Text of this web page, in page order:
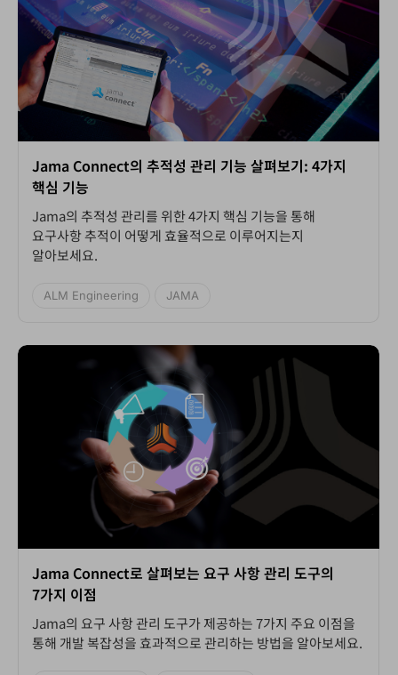
Jama Connect의 추적성 관리 기능 살펴보기: 4가지
핵심 기능
Jama의 추적성 관리를 위한 4가지 핵심 기능을 통해
요구사항 추적이 어떻게 효율적으로 이루어지는지
알아보세요.
ALM Engineering JAMA
Jama Connect로 살펴보는 요구 사항 관리 도구의
7가지 이점
Jama의 요구 사항 관리 도구가 제공하는 7가지 주요 이점을
통해 개발 복잡성을 효과적으로 관리하는 방법을 알아보세요.